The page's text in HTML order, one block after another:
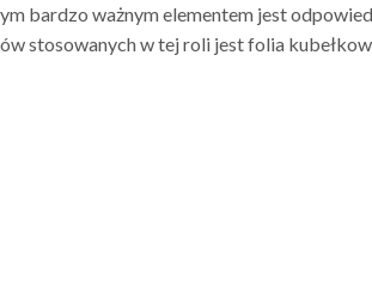
bardzo ważnym elementem jest
stosowanych w tej roli jest folia